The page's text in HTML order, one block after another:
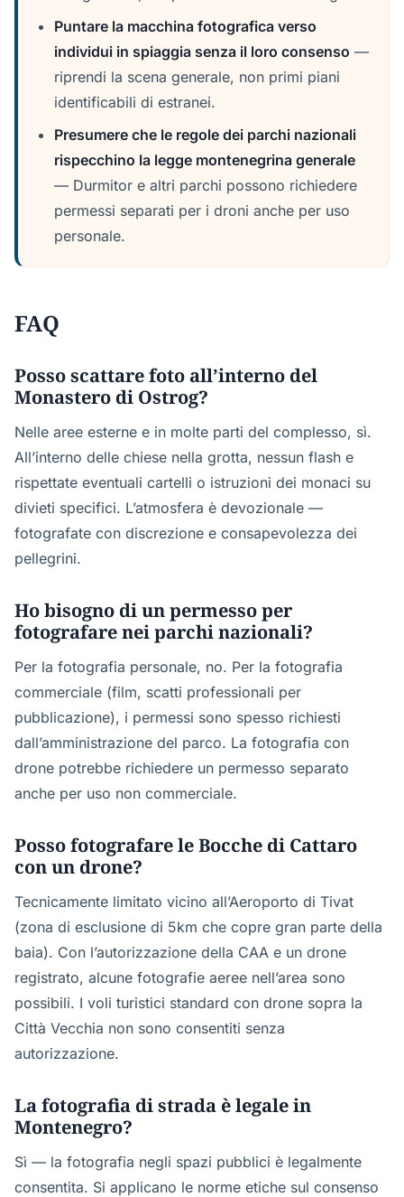
Puntare la macchina fotografica verso
individui in spiaggia senza il loro consenso —
riprendi la scena generale, non primi piani
identificabili di estranei.
Presumere che le regole dei parchi nazionali
rispecchino la legge montenegrina generale
— Durmitor e altri parchi possono richiedere
permessi separati per i droni anche per uso
personale.
FAQ
Posso scattare foto all’interno del
Monastero di Ostrog?
Nelle aree esterne e in molte parti del complesso, sì.
All’interno delle chiese nella grotta, nessun flash e
rispettate eventuali cartelli o istruzioni dei monaci su
divieti specifici. L’atmosfera è devozionale —
fotografate con discrezione e consapevolezza dei
pellegrini.
Ho bisogno di un permesso per
fotografare nei parchi nazionali?
Per la fotografia personale, no. Per la fotografia
commerciale (film, scatti professionali per
pubblicazione), i permessi sono spesso richiesti
dall’amministrazione del parco. La fotografia con
drone potrebbe richiedere un permesso separato
anche per uso non commerciale.
Posso fotografare le Bocche di Cattaro
con un drone?
Tecnicamente limitato vicino all’Aeroporto di Tivat
(zona di esclusione di 5km che copre gran parte della
baia). Con l’autorizzazione della CAA e un drone
registrato, alcune fotografie aeree nell’area sono
possibili. I voli turistici standard con drone sopra la
Città Vecchia non sono consentiti senza
autorizzazione.
La fotografia di strada è legale in
Montenegro?
Sì — la fotografia negli spazi pubblici è legalmente
consentita. Si applicano le norme etiche sul consenso